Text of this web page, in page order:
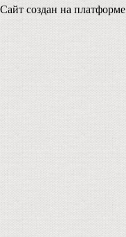
Сайт создан на платформе